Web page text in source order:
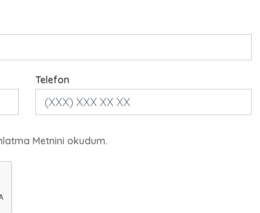
Telefon
Metnini okudum.